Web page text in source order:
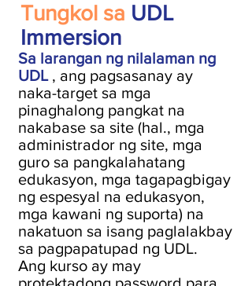
Tungkol sa UDL
Immersion
Sa larangan ng nilalaman ng
UDL , ang pagsasanay ay
naka-target sa mga
pinaghalong pangkat na
nakabase sa site (hal., mga
administrador ng site, mga
guro sa pangkalahatang
edukasyon, mga tagapagbigay
ng espesyal na edukasyon,
mga kawani ng suporta) na
nakatuon sa isang paglalakbay
sa pagpapatupad ng UDL.
Ang kurso ay may